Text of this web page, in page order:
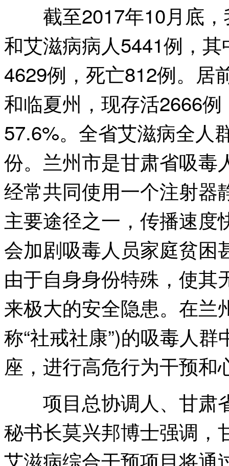
截至2017年10月底，
和艾滋病病人5441例，
4629例，死亡812例。居
和临夏州，现存活2666
57.6%。全省艾滋病全人
份。兰州市是甘肃省吸毒
经常共同使用一个注射器
主要途径之一，传播速度
会加剧吸毒人员家庭贫困
由于自身身份特殊，使
来极大的安全隐患。在兰
称“社戒社康”)的吸毒人
座，进行高危行为干预和
项目总协调人、甘肃
秘书长莫兴邦博士强调，
艾滋病综合干预项目将通